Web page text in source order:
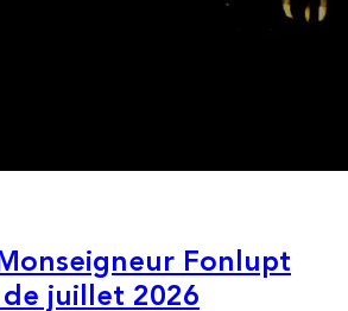
Fonlupt
juillet 2026